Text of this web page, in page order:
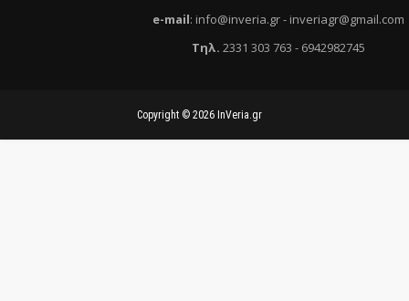
e-mail: info@inveria.gr- inveriagr@gmail.com
Τηλ. 2331 303 763 - 6942982745
Copyright © 2026 InVeria.gr